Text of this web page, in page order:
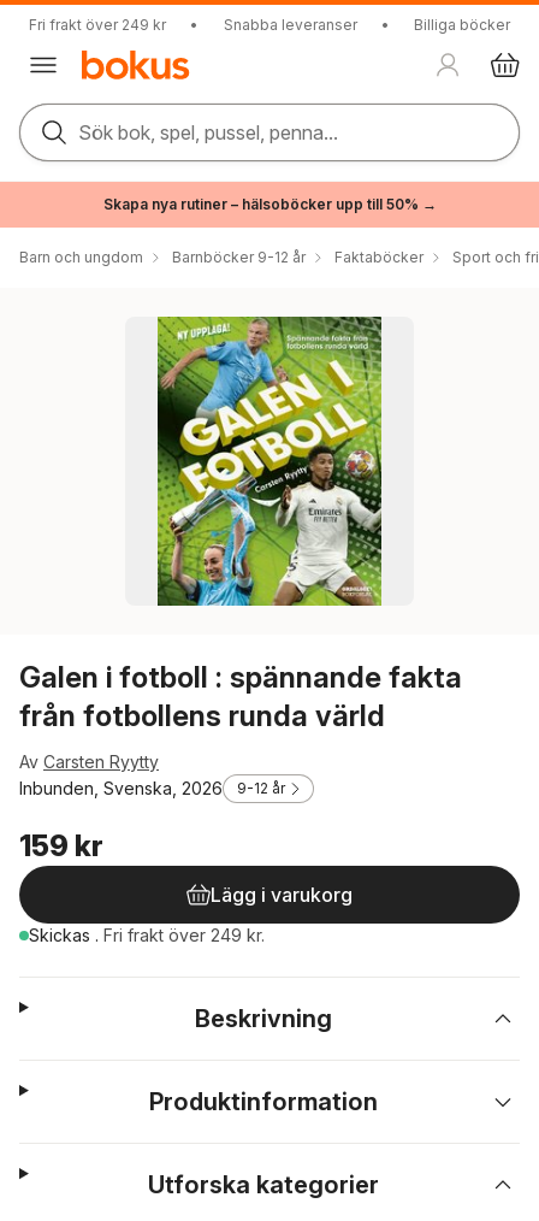
Fri frakt över 249 kr • Snabba leveranser • Billiga böcker
Sök bok, spel, pussel, penna...
Skapa nya rutiner – hälsoböcker upp till 50% →
Barn och ungdom Barnböcker 9-12 år Faktaböcker Sport och
Galen i fotboll : spännande fakta
från fotbollens runda värld
Av Carsten Ryytty
Inbunden, Svenska, 2026
9-12 år
159 kr
Lägg i varukorg
Skickas . Fri frakt över 249 kr.
Beskrivning
Produktinformation
Utforska kategorier